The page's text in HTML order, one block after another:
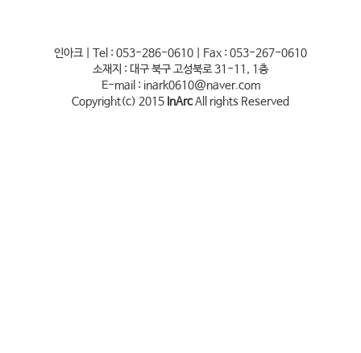
인아크 | Tel : 053-286-0610 | Fax : 053-267-0610
소재지 : 대구 북구 고성북로 31-11, 1층
E-mail : inark0610@naver.com
Copyright(c) 2015 InArcAll rights Reserved